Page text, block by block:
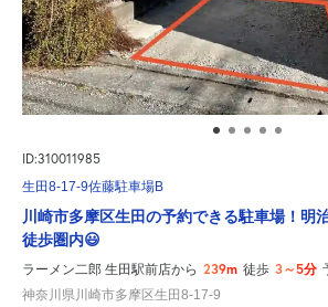
ID:310011985
生田8-17-9佐藤駐車場B
川崎市多摩区生田の予約できる駐車場！明
徒歩圏内😃
ラーメン二郎 生田駅前店から 239m 徒歩 3～5分
神奈川県川崎市多摩区生田8-17-9